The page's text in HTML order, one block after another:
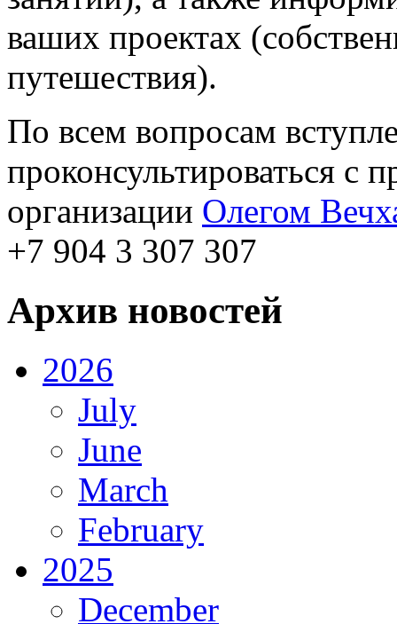
ваших проектах
путешествия).
По всем вопросам
проконсультироваться с
организации Олегом
+7 904 3 307 307
Архив новостей
2026
July
June
March
February
2025
December